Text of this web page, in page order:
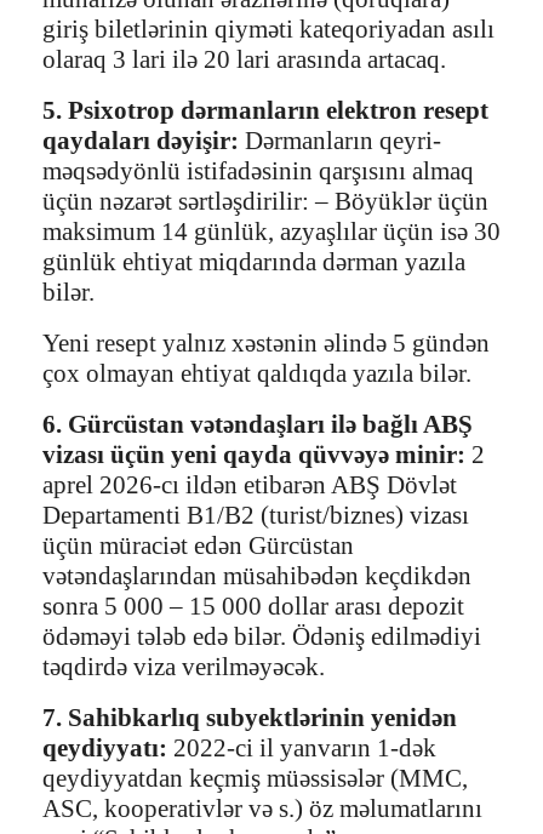
giriş biletlərinin qiyməti kateqoriyadan asılı
olaraq 3 lari ilə 20 lari arasında artacaq.
5. Psixotrop dərmanların elektron resept
qaydaları dəyişir: Dərmanların qeyri-
məqsədyönlü istifadəsinin qarşısını almaq
üçün nəzarət sərtləşdirilir: – Böyüklər üçün
maksimum 14 günlük, azyaşlılar üçün isə 30
günlük ehtiyat miqdarında dərman yazıla
bilər.
Yeni resept yalnız xəstənin əlində 5 gündən
çox olmayan ehtiyat qaldıqda yazıla bilər.
6. Gürcüstan vətəndaşları ilə bağlı ABŞ
vizası üçün yeni qayda qüvvəyə minir: 2
aprel 2026-cı ildən etibarən ABŞ Dövlət
Departamenti B1/B2 (turist/biznes) vizası
üçün müraciət edən Gürcüstan
vətəndaşlarından müsahibədən keçdikdən
sonra 5 000 – 15 000 dollar arası depozit
ödəməyi tələb edə bilər. Ödəniş edilmədiyi
təqdirdə viza verilməyəcək.
7. Sahibkarlıq subyektlərinin yenidən
qeydiyyatı: 2022-ci il yanvarın 1-dək
qeydiyyatdan keçmiş müəssisələr (MMC,
ASC, kooperativlər və s.) öz məlumatlarını